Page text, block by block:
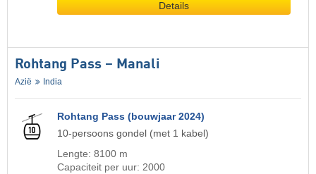
Details
Rohtang Pass – Manali
Azië India
Rohtang Pass (bouwjaar 2024)
10-persoons gondel (met 1 kabel)
Lengte: 8100 m
Capaciteit per uur: 2000